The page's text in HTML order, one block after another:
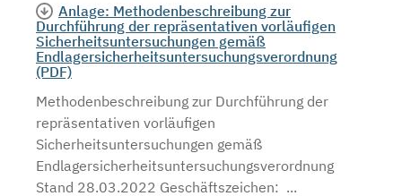
Anlage: Methodenbeschreibung zur
Durchführung der repräsentativen vorläufigen
Sicherheitsuntersuchungen gemäß
Endlagersicherheitsuntersuchungsverordnung
(PDF)
Methodenbeschreibung zur Durchführung der
repräsentativen vorläufigen
Sicherheitsuntersuchungen gemäß
Endlagersicherheitsuntersuchungsverordnung
Stand 28.03.2022 Geschäftszeichen: ...